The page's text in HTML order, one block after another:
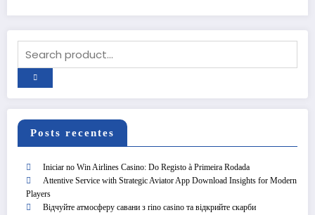
Posts recentes
Iniciar no Win Airlines Casino: Do Registo à Primeira Rodada
Attentive Service with Strategic Aviator App Download Insights for Modern
Players
Відчуйте атмосферу савани з rino casino та відкрийте скарби
Do
Attentive Service with Strategic
App Download Insights for
Players